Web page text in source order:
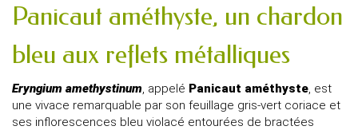
Panicaut améthyste, un chardon
bleu aux reflets métalliques
Eryngium amethystinum, appelé Panicaut améthyste, est
une vivace remarquable par son feuillage gris-vert coriace et
ses inflorescences bleu violacé entourées de bractées